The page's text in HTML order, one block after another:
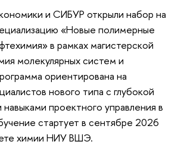
и СИБУР открыли набор на
«Новые полимерные
в рамках магистерской
молекулярных систем и
ориентирована на
нового типа с глубокой
навыками проектного управления в
стартует в сентябре 2026
химии НИУ ВШЭ.